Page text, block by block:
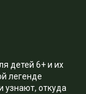
детей 6+ и их
легенде
узнают, откуда